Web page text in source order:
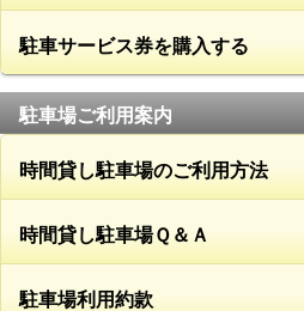
駐車サービス券を購入する
駐車場ご利用案内
時間貸し駐車場のご利用方法
時間貸し駐車場Ｑ＆Ａ
駐車場利用約款